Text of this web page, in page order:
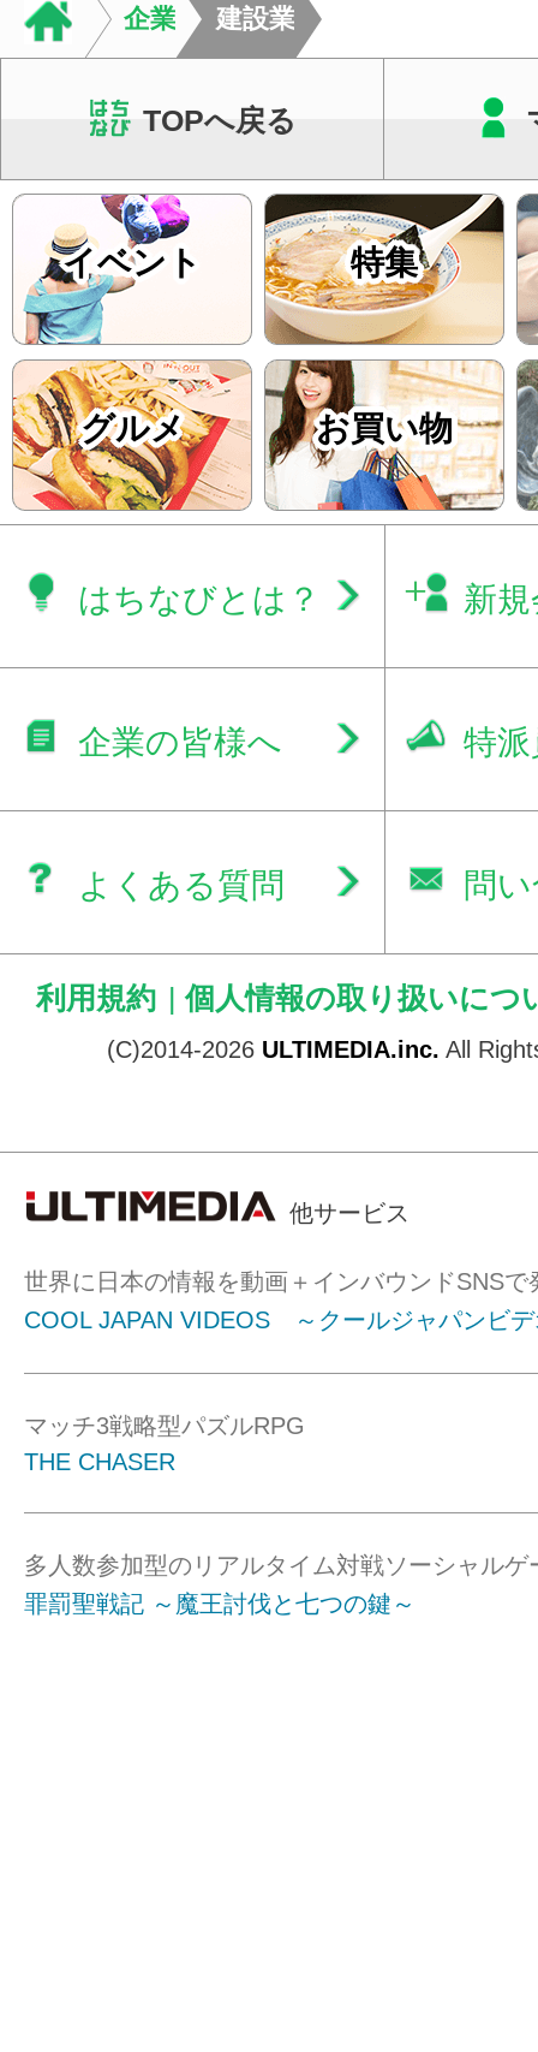
企業 建設業
TOPへ戻る
イベント 特集
グルメ お買い物
はちなびとは？ 新
企業の皆様へ 特
よくある質問 問
利用規約 | 個人情報の取り扱いにつ
(C)2014-2026 ULTIMEDIA.inc. All
他サービス
世界に日本の情報を動画＋インバウンドSNSで
COOL JAPAN VIDEOS ～クールジャパンビ
マッチ3戦略型パズルRPG
THE CHASER
多人数参加型のリアルタイム対戦ソーシャルゲ
罪罰聖戦記 ～魔王討伐と七つの鍵～